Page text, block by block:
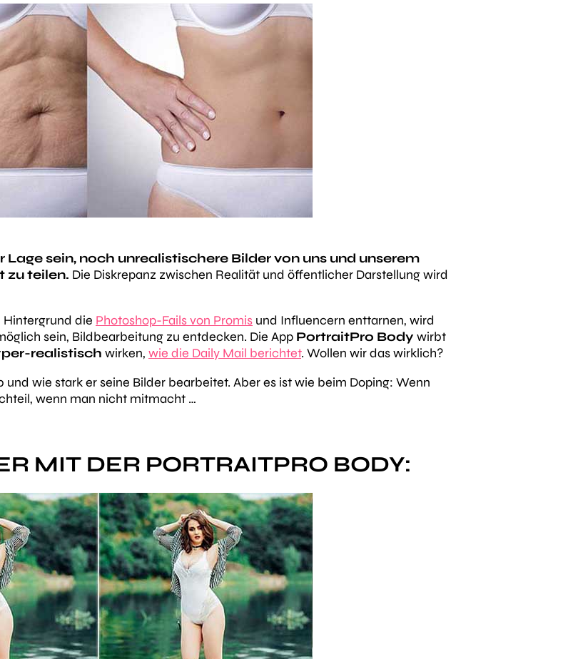
sein, noch unrealistischere Bilder von uns und unserem
zu teilen. Die Diskrepanz zwischen Realität und öffentlicher Darstellung wird
die Photoshop-Fails von Promis und Influencern enttarnen, wird
sein, Bildbearbeitung zu entdecken. Die App PortraitPro Body wirbt
realistisch wirken, wie die Daily Mail berichtet. Wollen wir das wirklich?
und wie stark er seine Bilder bearbeitet. Aber es ist wie beim Doping: Wenn
wenn man nicht mitmacht …
MIT DER PORTRAITPRO BODY: